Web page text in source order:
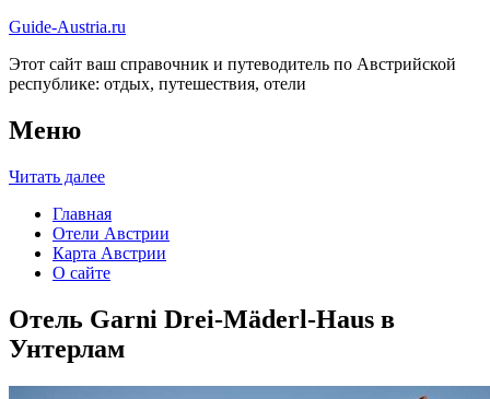
Guide-Austria.ru
Этот сайт ваш справочник и путеводитель по Австрийской
республике: отдых, путешествия, отели
Меню
Читать далее
Главная
Отели Австрии
Карта Австрии
О сайте
Отель Garni Drei-Mäderl-Haus в
Унтерлам